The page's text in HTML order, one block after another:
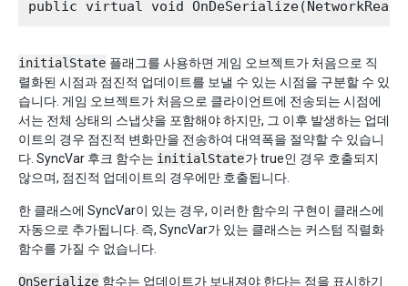
initialState 플래그를 사용하면 게임 오브젝트가 처음으로 직
렬화된 시점과 점진적 업데이트를 보낼 수 있는 시점을 구분할 수 있
습니다. 게임 오브젝트가 처음으로 클라이언트에 전송되는 시점에
서는 전체 상태의 스냅샷을 포함해야 하지만, 그 이후 발생하는 업데
이트의 경우 점진적 변화만을 전송하여 대역폭을 절약할 수 있습니
다. SyncVar 후크 함수는 initialState가 true인 경우 호출되지
않으며, 점진적 업데이트의 경우에만 호출됩니다.
한 클래스에 SyncVar이 있는 경우, 이러한 함수의 구현이 클래스에
자동으로 추가됩니다. 즉, SyncVar가 있는 클래스는 커스텀 직렬화
함수를 가질 수 없습니다.
OnSerialize 함수는 업데이트가 보내져야 한다는 점을 표시하기